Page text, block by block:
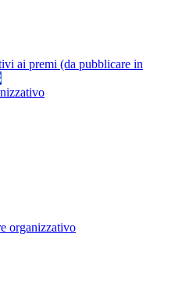
ai premi (da pubblicare in
organizzativo